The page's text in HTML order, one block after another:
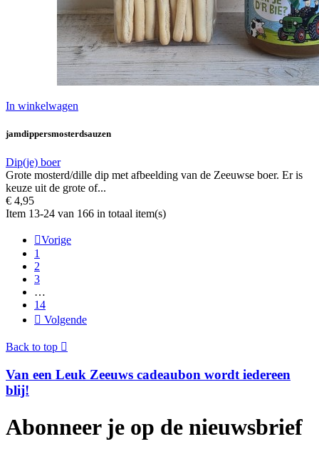
In winkelwagen
jamdippersmosterdsauzen
Dip(je) boer
Grote mosterd/dille dip met afbeelding van de Zeeuwse boer. Er is
keuze uit de grote of...
€ 4,95
Item 13-24 van 166 in totaal item(s)
Vorige
1
2
3
…
14
 Volgende
Back to top 
Van een Leuk Zeeuws cadeaubon wordt iedereen
blij!
Abonneer je op de nieuwsbrief